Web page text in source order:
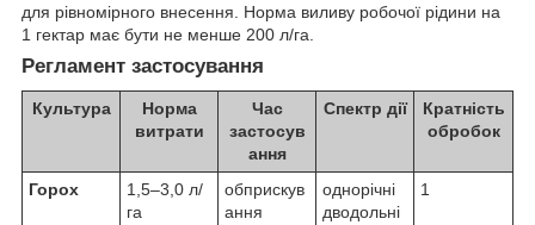
для рівномірного внесення. Норма виливу робочої рідини на
1 гектар має бути не менше 200 л/га.
Регламент застосування
Культура
Норма
витрати
Час
застосув
ання
Спектр дії
Кратність
обробок
Горох
1,5–3,0 л/
га
обприскув
ання
однорічні
дводольні
1